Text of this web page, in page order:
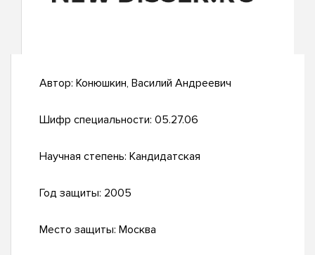
Автор: Конюшкин, Василий Андреевич
Шифр специальности: 05.27.06
Научная степень: Кандидатская
Год защиты: 2005
Место защиты: Москва